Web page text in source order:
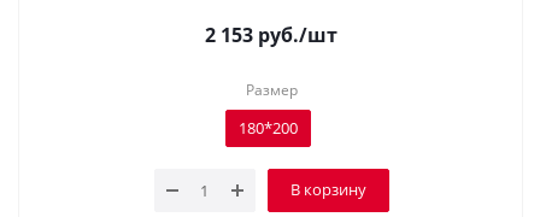
2 153 руб./шт
Размер
180*200
В корзину